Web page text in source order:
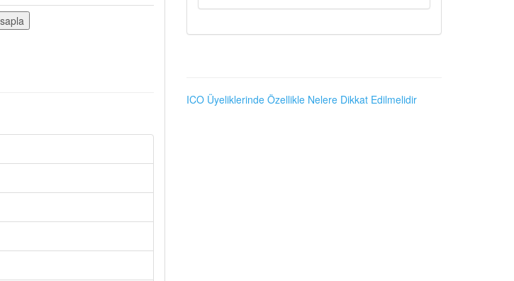
ICO Üyeliklerinde Özellikle Nelere Dikkat Edilmelidir